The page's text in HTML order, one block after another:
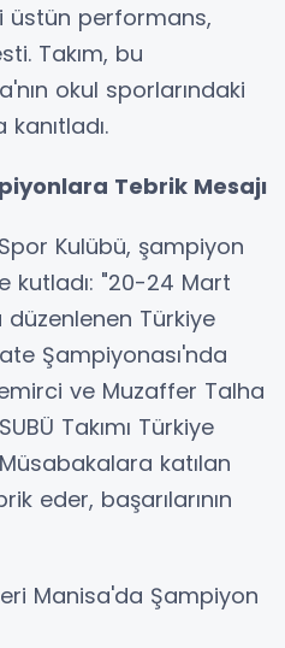
üstün performans,
Takım, bu
okul sporlarındaki
kanıtladı.
Tebrik Mesajı
Kulübü, şampiyon
kutladı: "20-24 Mart
Türkiye
Şampiyonası'nda
ve Muzaffer Talha
Takımı Türkiye
katılan
eder, başarılarının
Manisa'da Şampiyon